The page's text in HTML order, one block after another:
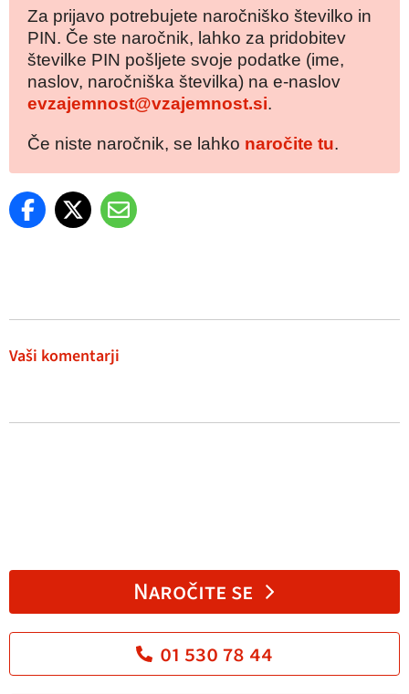
Za prijavo potrebujete naročniško številko in
PIN. Če ste naročnik, lahko za pridobitev
številke PIN pošljete svoje podatke (ime,
naslov, naročniška številka) na e-naslov
evzajemnost@vzajemnost.si.
Če niste naročnik, se lahko naročite tu.
Vaši komentarji
Naročite se
01 530 78 44